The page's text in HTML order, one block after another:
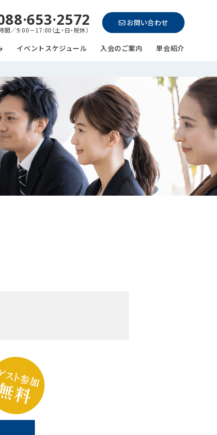
間／9:00－17:00（土・日・祝休）
お問い合わせ
イベントスケジュール 入会のご案内 単会紹介